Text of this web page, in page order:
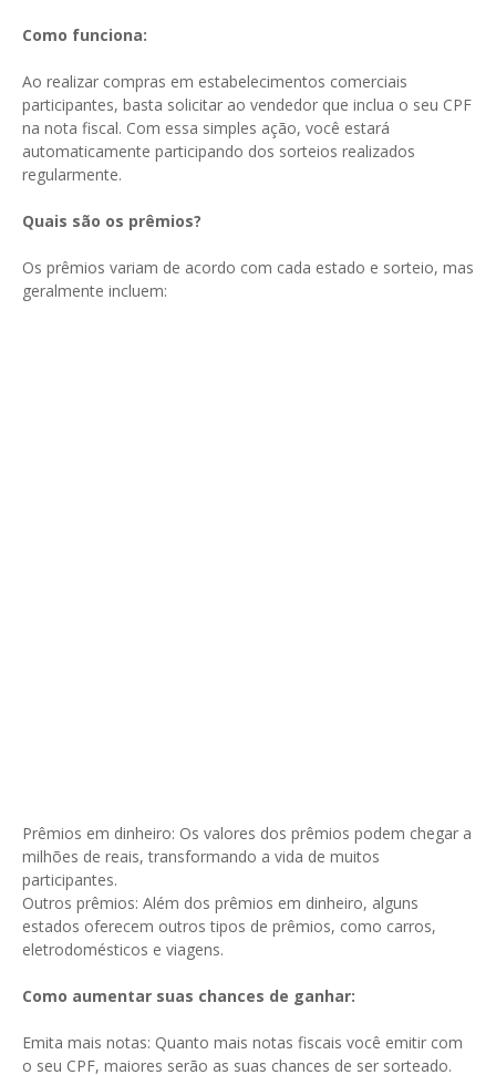
Como funciona:
Ao realizar compras em estabelecimentos comerciais
participantes, basta solicitar ao vendedor que inclua o seu CPF
na nota fiscal. Com essa simples ação, você estará
automaticamente participando dos sorteios realizados
regularmente.
Quais são os prêmios?
Os prêmios variam de acordo com cada estado e sorteio, mas
geralmente incluem:
Prêmios em dinheiro: Os valores dos prêmios podem chegar a
milhões de reais, transformando a vida de muitos
participantes.
Outros prêmios: Além dos prêmios em dinheiro, alguns
estados oferecem outros tipos de prêmios, como carros,
eletrodomésticos e viagens.
Como aumentar suas chances de ganhar:
Emita mais notas: Quanto mais notas fiscais você emitir com
o seu CPF, maiores serão as suas chances de ser sorteado.